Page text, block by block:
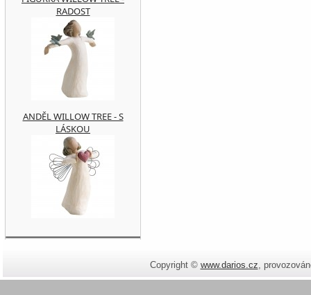
RADOST
ANDĚL WILLOW TREE - S
LÁSKOU
Copyright © www.darios.cz,